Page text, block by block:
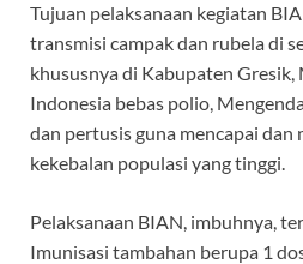
Tujuan pelaksanaan kegiatan
transmisi campak dan rubela di
khususnya di Kabupaten
Indonesia bebas polio,
dan pertusis guna mencapai dan
kekebalan populasi yang tinggi.
Pelaksanaan BIAN, imbuhnya,
Imunisasi tambahan berupa 1